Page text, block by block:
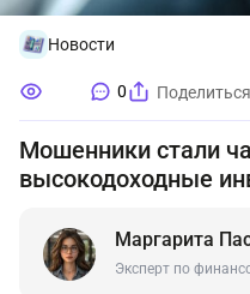
Новости
0 Поделиться
Мошенники стали
высокодоходные
Маргарита
Эксперт по